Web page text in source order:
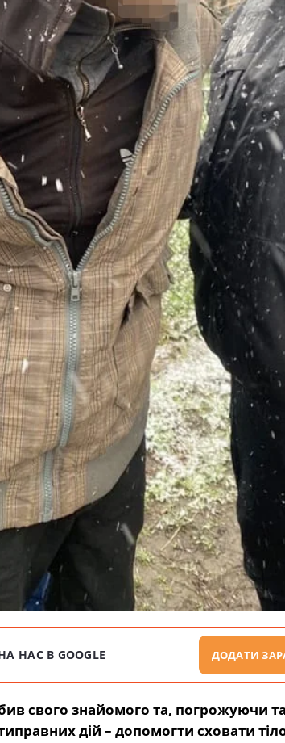
НАС В GOOGLE ДОДАТИ
свого знайомого та, погрожуючи
дій – допомогти сховати